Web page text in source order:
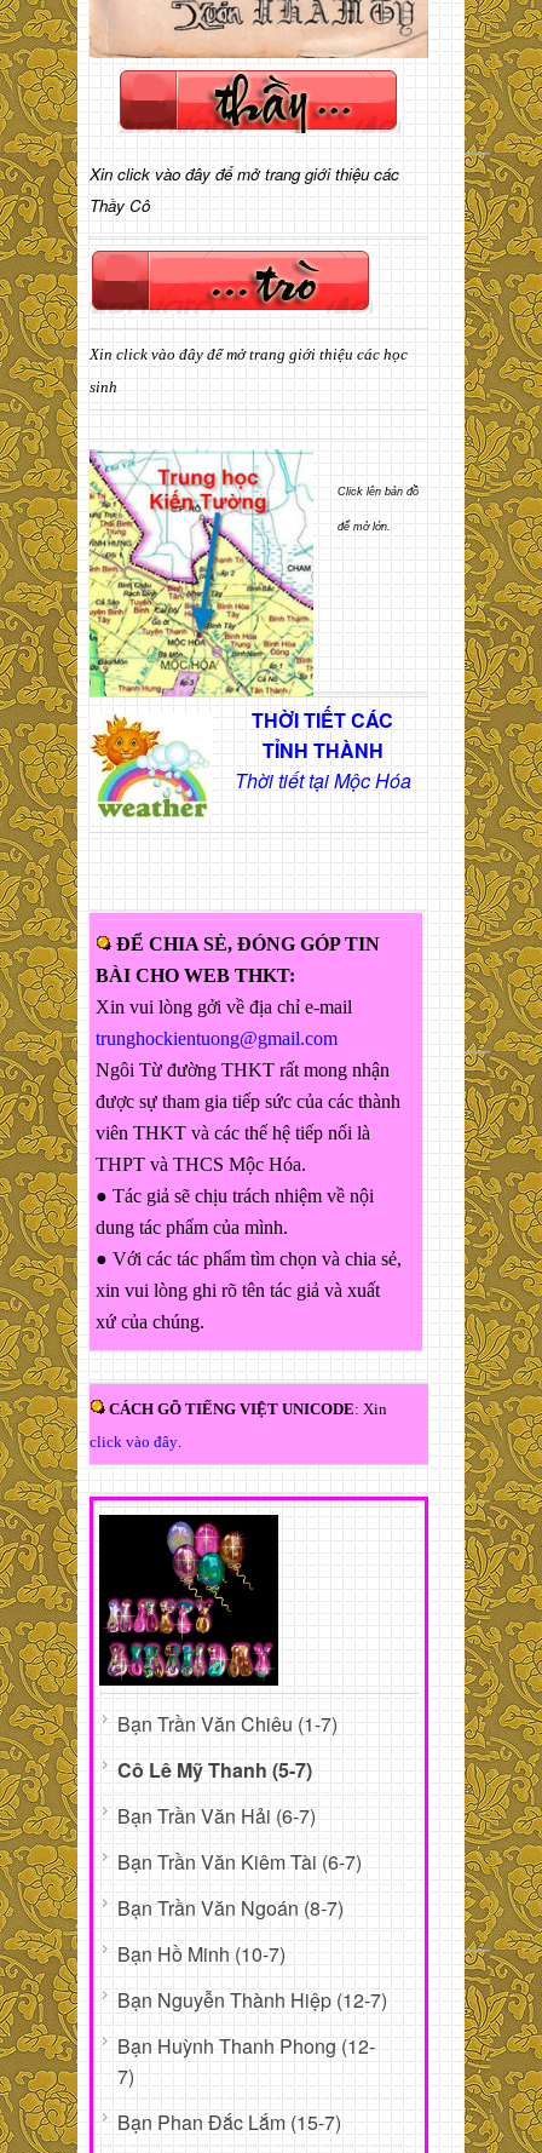
Xin click vào đây để mở trang giới thiệu các
Thầy Cô
Xin click vào đây để mở trang giới thiệu các học
sinh
Click lên bản đồ
để mở lớn.
THỜI TIẾT CÁC
TỈNH THÀNH
Thời tiết tại Mộc Hóa
ĐỂ CHIA SẺ, ĐÓNG GÓP TIN
BÀI CHO WEB THKT:
Xin vui lòng gởi về địa chỉ e-mail
trunghockientuong@gmail.com
Ngôi Từ đường THKT rất mong nhận
được sự tham gia tiếp sức của các thành
viên THKT và các thế hệ tiếp nối là
THPT và THCS Mộc Hóa.
● Tác giả sẽ chịu trách nhiệm về nội
dung tác phẩm của mình.
● Với các tác phẩm tìm chọn và chia sẻ,
xin vui lòng ghi rõ tên tác giả và xuất
xứ của chúng.
CÁCH GÕ TIẾNG VIỆT UNICODE: Xin
click vào đây.
Bạn Trần Văn Chiêu (1-7)
Cô Lê Mỹ Thanh (5-7)
Bạn Trần Văn Hải (6-7)
Bạn Trần Văn Kiêm Tài (6-7)
Bạn Trần Văn Ngoán (8-7)
Bạn Hồ Minh (10-7)
Bạn Nguyễn Thành Hiệp (12-7)
Bạn Huỳnh Thanh Phong (12-
7)
Bạn Phan Đắc Lắm (15-7)